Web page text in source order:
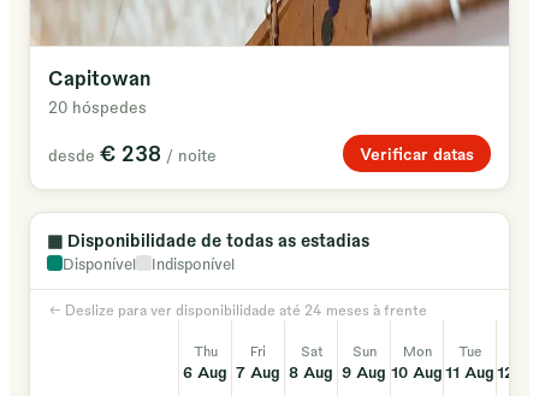
Capitowan
20 hóspedes
desde € 238 / noite Verificar datas
▦ Disponibilidade de todas as estadias
Disponível Indisponível
← Deslize para ver disponibilidade até 24 meses à frente
Thu
6 Aug
Fri
7 Aug
Sat
8 Aug
Sun
9 Aug
Mon
10 Aug
Tue
11 Aug 12